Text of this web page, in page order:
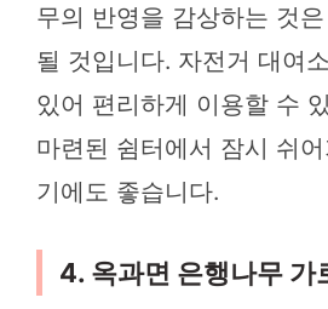
무의 반영을 감상하는 것
될 것입니다. 자전거 대여
있어 편리하게 이용할 수
마련된 쉼터에서 잠시 쉬
기에도 좋습니다.
4. 옥과면 은행나무 가